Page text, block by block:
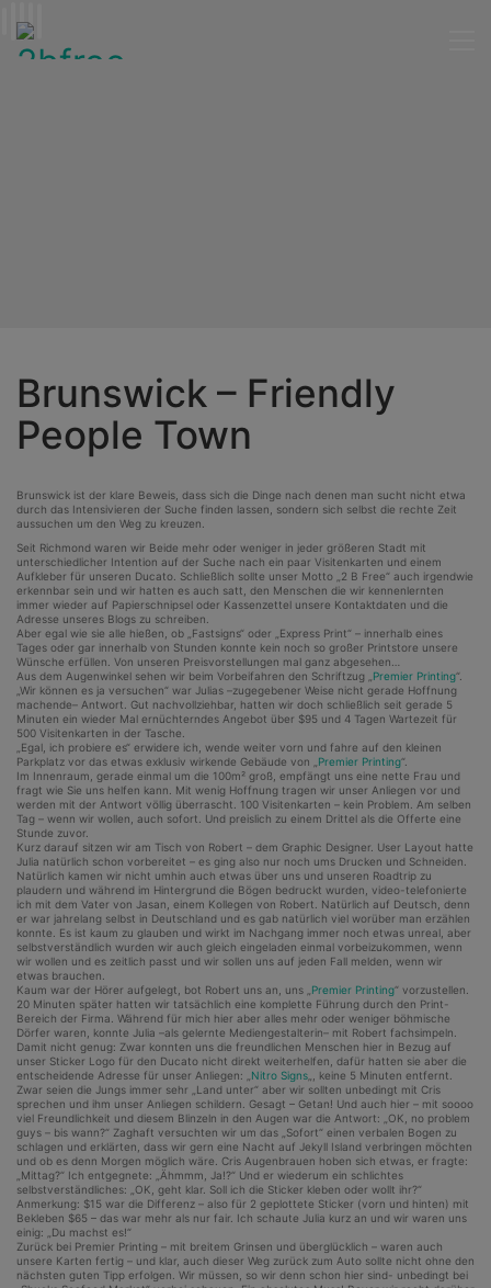
Brunswick – Friendly
People Town
Brunswick ist der klare Beweis, dass sich die Dinge nach denen man sucht nicht etwa
durch das Intensivieren der Suche finden lassen, sondern sich selbst die rechte Zeit
aussuchen um den Weg zu kreuzen.
Seit Richmond waren wir Beide mehr oder weniger in jeder größeren Stadt mit
unterschiedlicher Intention auf der Suche nach ein paar Visitenkarten und einem
Aufkleber für unseren Ducato. Schließlich sollte unser Motto „2 B Free“ auch irgendwie
erkennbar sein und wir hatten es auch satt, den Menschen die wir kennenlernten
immer wieder auf Papierschnipsel oder Kassenzettel unsere Kontaktdaten und die
Adresse unseres Blogs zu schreiben.
Aber egal wie sie alle hießen, ob „Fastsigns“ oder „Express Print“ – innerhalb eines
Tages oder gar innerhalb von Stunden konnte kein noch so großer Printstore unsere
Wünsche erfüllen. Von unseren Preisvorstellungen mal ganz abgesehen…
Aus dem Augenwinkel sehen wir beim Vorbeifahren den Schriftzug „ Premier Printing“.
„Wir können es ja versuchen“ war Julias –zugegebener Weise nicht gerade Hoffnung
machende– Antwort. Gut nachvollziehbar, hatten wir doch schließlich seit gerade 5
Minuten ein wieder Mal ernüchterndes Angebot über $95 und 4 Tagen Wartezeit für
500 Visitenkarten in der Tasche.
„Egal, ich probiere es“ erwidere ich, wende weiter vorn und fahre auf den kleinen
Parkplatz vor das etwas exklusiv wirkende Gebäude von „ Premier Printing“.
Im Innenraum, gerade einmal um die 100m² groß, empfängt uns eine nette Frau und
fragt wie Sie uns helfen kann. Mit wenig Hoffnung tragen wir unser Anliegen vor und
werden mit der Antwort völlig überrascht. 100 Visitenkarten – kein Problem. Am selben
Tag – wenn wir wollen, auch sofort. Und preislich zu einem Drittel als die Offerte eine
Stunde zuvor.
Kurz darauf sitzen wir am Tisch von Robert – dem Graphic Designer. User Layout hatte
Julia natürlich schon vorbereitet – es ging also nur noch ums Drucken und Schneiden.
Natürlich kamen wir nicht umhin auch etwas über uns und unseren Roadtrip zu
plaudern und während im Hintergrund die Bögen bedruckt wurden, video-telefonierte
ich mit dem Vater von Jasan, einem Kollegen von Robert. Natürlich auf Deutsch, denn
er war jahrelang selbst in Deutschland und es gab natürlich viel worüber man erzählen
konnte. Es ist kaum zu glauben und wirkt im Nachgang immer noch etwas unreal, aber
selbstverständlich wurden wir auch gleich eingeladen einmal vorbeizukommen, wenn
wir wollen und es zeitlich passt und wir sollen uns auf jeden Fall melden, wenn wir
etwas brauchen.
Kaum war der Hörer aufgelegt, bot Robert uns an, uns „ Premier Printing“ vorzustellen.
20 Minuten später hatten wir tatsächlich eine komplette Führung durch den Print-
Bereich der Firma. Während für mich hier aber alles mehr oder weniger böhmische
Dörfer waren, konnte Julia –als gelernte Mediengestalterin– mit Robert fachsimpeln.
Damit nicht genug: Zwar konnten uns die freundlichen Menschen hier in Bezug auf
unser Sticker Logo für den Ducato nicht direkt weiterhelfen, dafür hatten sie aber die
entscheidende Adresse für unser Anliegen: „ Nitro Signs „, keine 5 Minuten entfernt.
Zwar seien die Jungs immer sehr „Land unter“ aber wir sollten unbedingt mit Cris
sprechen und ihm unser Anliegen schildern. Gesagt – Getan! Und auch hier – mit soooo
viel Freundlichkeit und diesem Blinzeln in den Augen war die Antwort: „OK, no problem
guys – bis wann?“ Zaghaft versuchten wir um das „Sofort“ einen verbalen Bogen zu
schlagen und erklärten, dass wir gern eine Nacht auf Jekyll Island verbringen möchten
und ob es denn Morgen möglich wäre. Cris Augenbrauen hoben sich etwas, er fragte:
„Mittag?“ Ich entgegnete: „Ähmmm, Ja!?“ Und er wiederum ein schlichtes
selbstverständliches: „OK, geht klar. Soll ich die Sticker kleben oder wollt ihr?“
Anmerkung: $15 war die Differenz – also für 2 geplottete Sticker (vorn und hinten) mit
Bekleben $65 – das war mehr als nur fair. Ich schaute Julia kurz an und wir waren uns
einig: „Du machst es!“
Zurück bei Premier Printing – mit breitem Grinsen und überglücklich – waren auch
unsere Karten fertig – und klar, auch dieser Weg zurück zum Auto sollte nicht ohne den
nächsten guten Tipp erfolgen. Wir müssen, so wir denn schon hier sind- unbedingt bei